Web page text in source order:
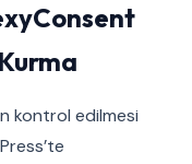
kontrol edilmesi